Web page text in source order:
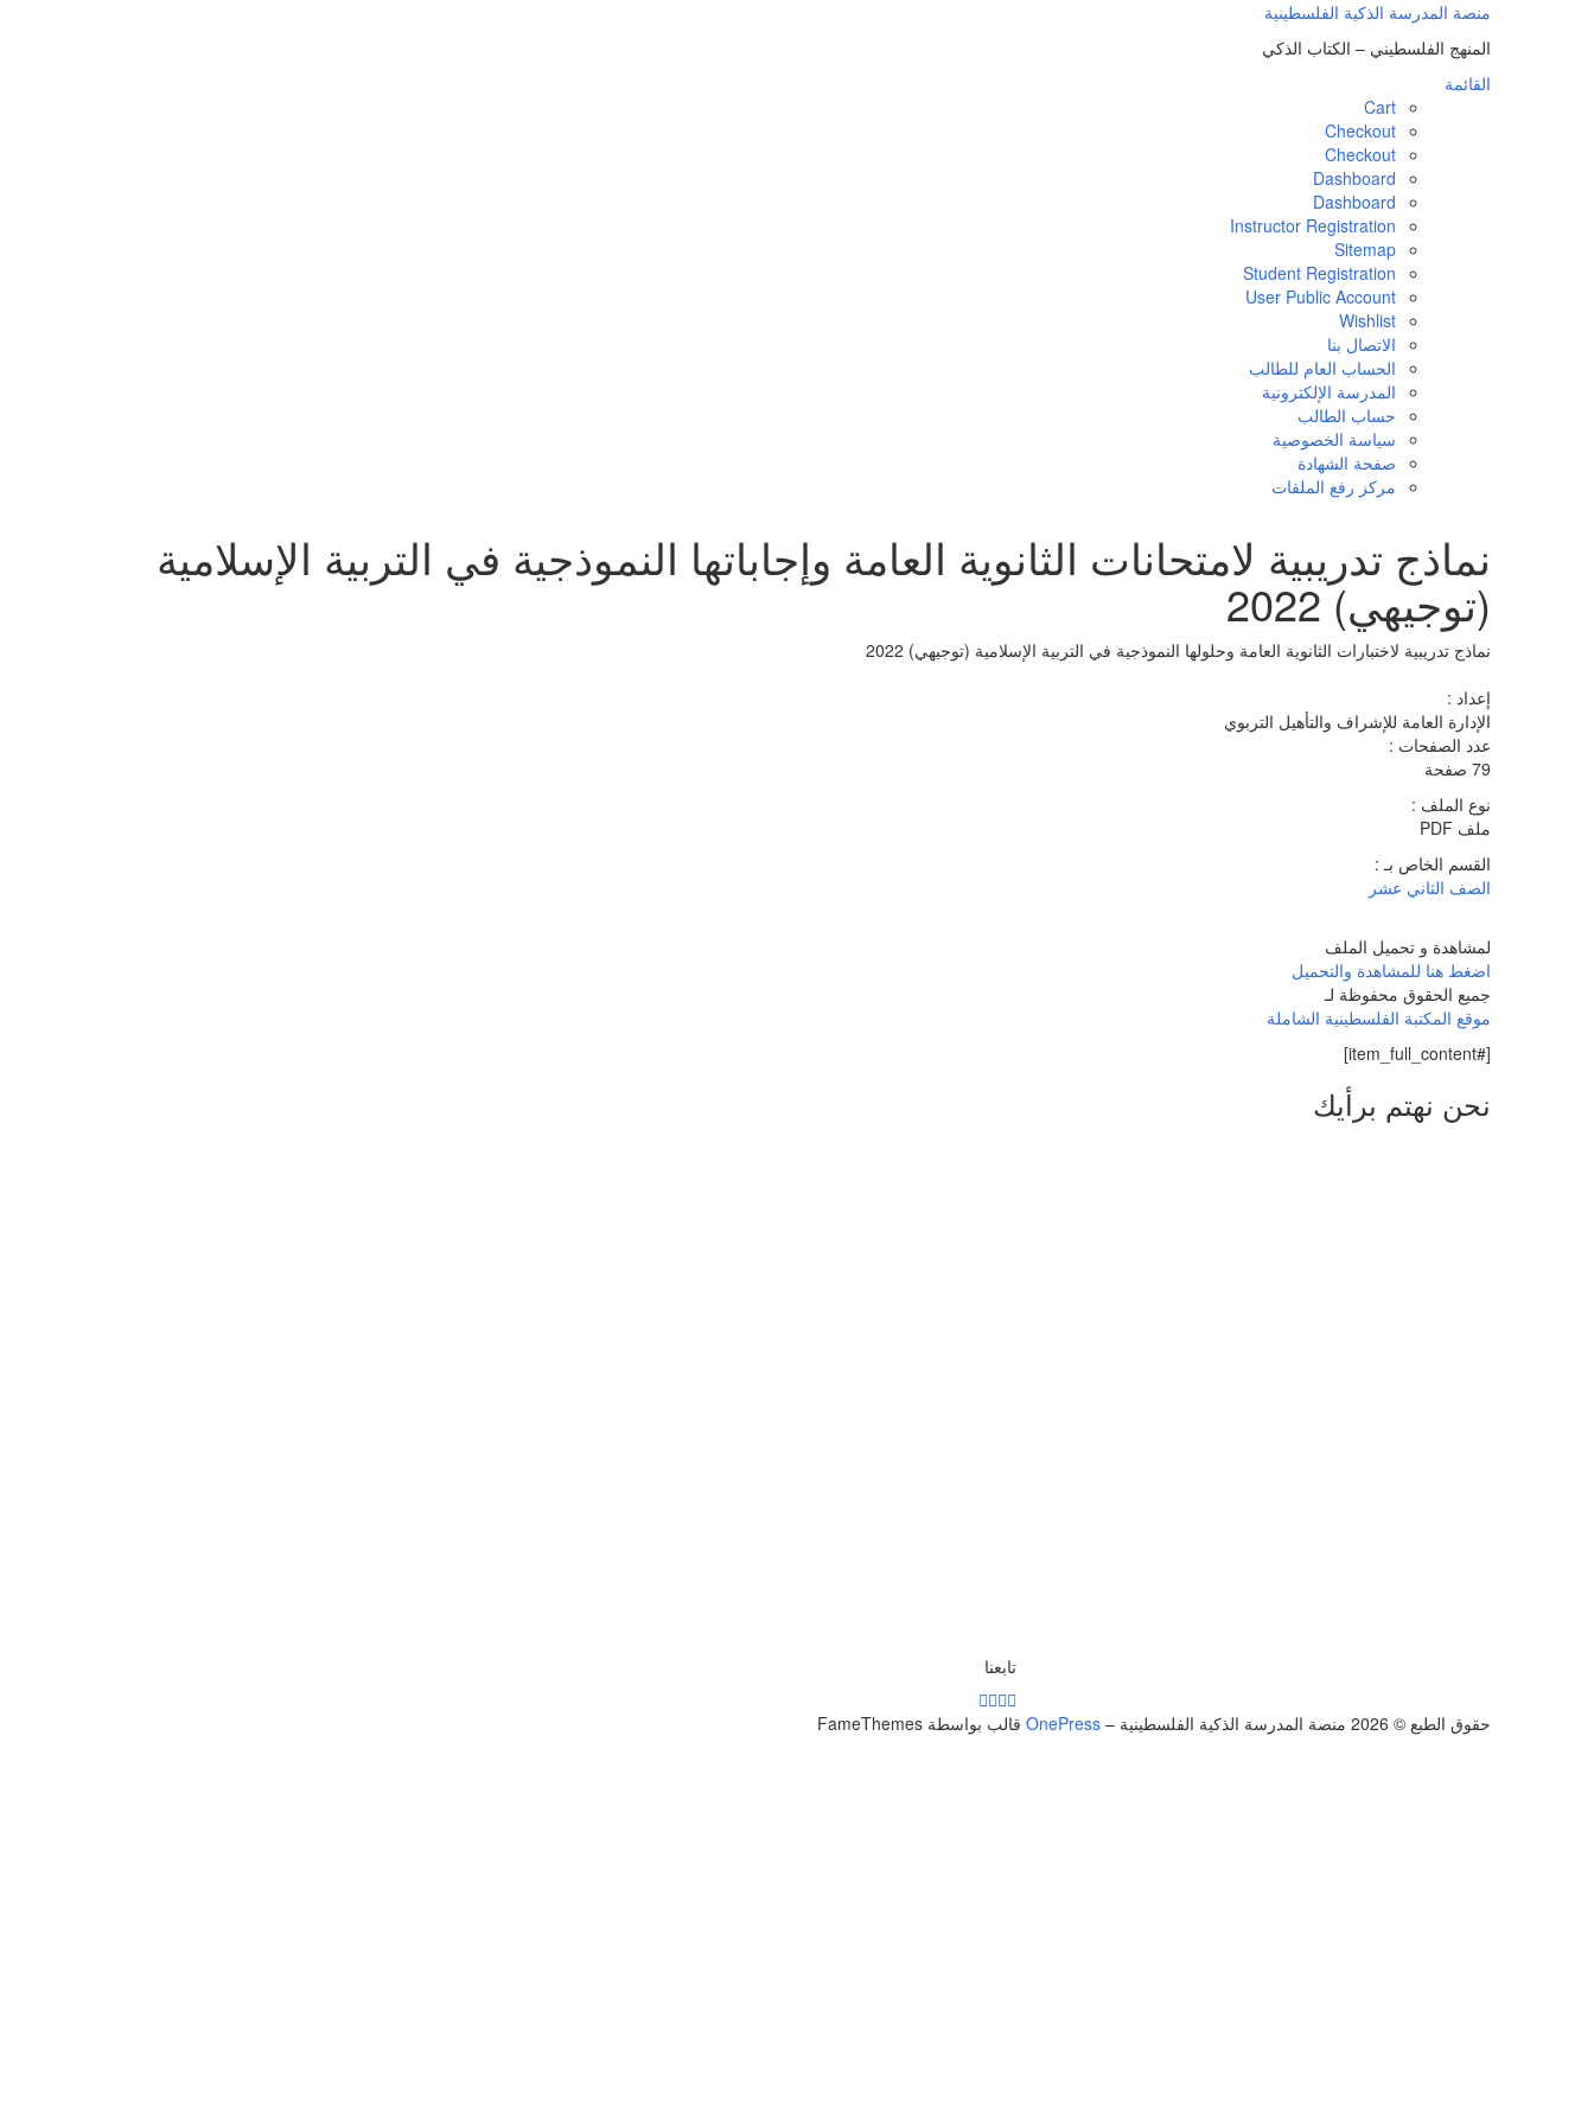
منصة المدرسة الذكية الفلسطينية
المنهج الفلسطيني – الكتاب الذكي
القائمة
Cart
Checkout
Checkout
Dashboard
Dashboard
Instructor Registration
Sitemap
Student Registration
User Public Account
Wishlist
الاتصال بنا
الحساب العام للطالب
المدرسة الإلكترونية
حساب الطالب
سياسة الخصوصية
صفحة الشهادة
مركز رفع الملفات
نماذج تدريبية لامتحانات الثانوية العامة وإجاباتها النموذجية في التربية الإسلامية
(توجيهي) 2022
نماذج تدريبية لاختبارات الثانوية العامة وحلولها النموذجية في التربية الإسلامية (توجيهي) 2022
إعداد :
الإدارة العامة للإشراف والتأهيل التربوي
عدد الصفحات :
79 صفحة
نوع الملف :
ملف PDF
القسم الخاص بـ :
الصف الثاني عشر
لمشاهدة و تحميل الملف
اضغط هنا للمشاهدة والتحميل
جميع الحقوق محفوظة لـ
موقع المكتبة الفلسطينية الشاملة
[#item_full_content]
نحن نهتم برأيك
تابعنا
حقوق الطبع © 2026 منصة المدرسة الذكية الفلسطينية –
OnePress قالب بواسطة FameThemes